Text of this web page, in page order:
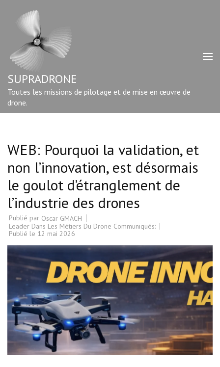
contenu
Entrée)
SUPRADRONE
Toutes les missions de pilotage et de mise en œuvre de
drone.
WEB: Pourquoi la validation, et
non l’innovation, est désormais
le goulot d’étranglement de
l’industrie des drones
Publié par Oscar GMACH
Leader Dans Les Métiers Du Drone Communiqués:
Publié le 12 mai 2026